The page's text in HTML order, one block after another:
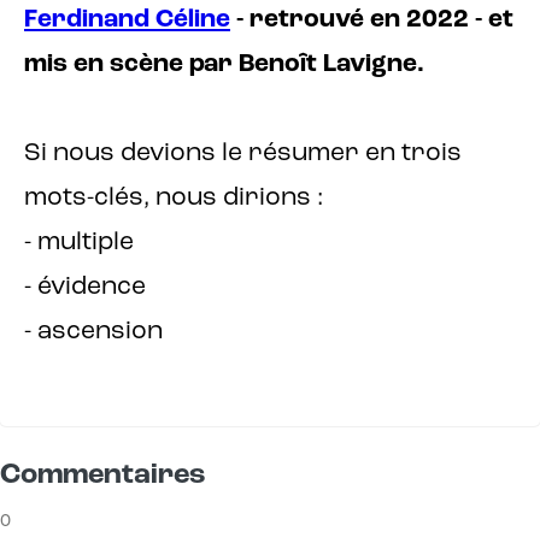
Ferdinand Céline - retrouvé en 2022 - et
mis en scène par Benoît Lavigne.
Si nous devions le résumer en trois
mots-clés, nous dirions :
- multiple
- évidence
- ascension
Commentaires
0